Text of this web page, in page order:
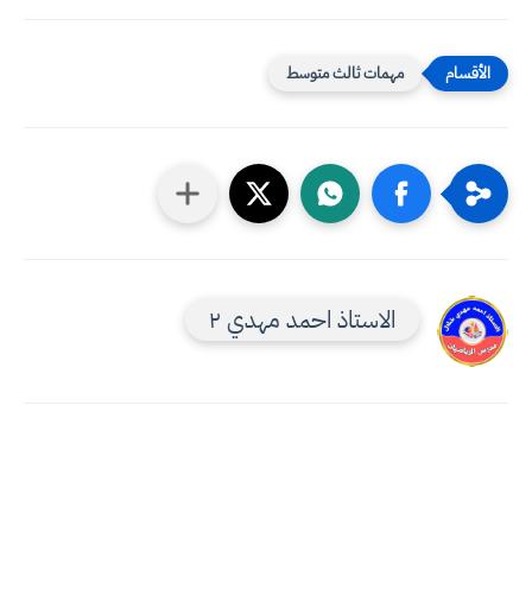
مهمات ثالث متوسط
الاستاذ احمد مهدي ٢